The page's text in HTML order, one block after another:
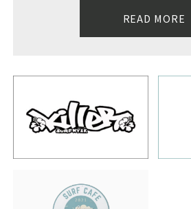
READ MORE